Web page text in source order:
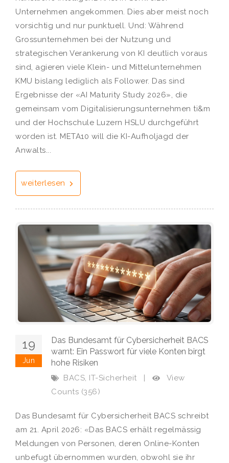
Unternehmen angekommen. Dies aber meist noch
vorsichtig und nur punktuell. Und: Während
Grossunternehmen bei der Nutzung und
strategischen Verankerung von KI deutlich voraus
sind, agieren viele Klein- und Mittelunternehmen
KMU bislang lediglich als Follower. Das sind
Ergebnisse der «AI Maturity Study 2026», die
gemeinsam vom Digitalisierungsunternehmen ti&m
und der Hochschule Luzern HSLU durchgeführt
worden ist. META10 will die KI-Aufholjagd der
Anwalts...
weiterlesen
19
Jun
Das Bundesamt für Cybersicherheit BACS
warnt: Ein Passwort für viele Konten birgt
hohe Risiken
BACS IT-Sicherheit |
View
Counts (356)
Das Bundesamt für Cybersicherheit BACS schreibt
am 21. April 2026: «Das BACS erhält regelmässig
Meldungen von Personen, deren Online-Konten
unbefugt übernommen wurden, obwohl sie ihr